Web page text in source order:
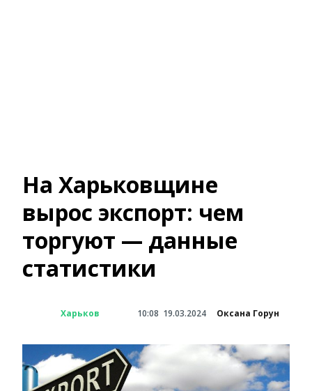
На Харьковщине
вырос экспорт: чем
торгуют — данные
статистики
Харьков 10:08 19.03.2024 Оксана Горун